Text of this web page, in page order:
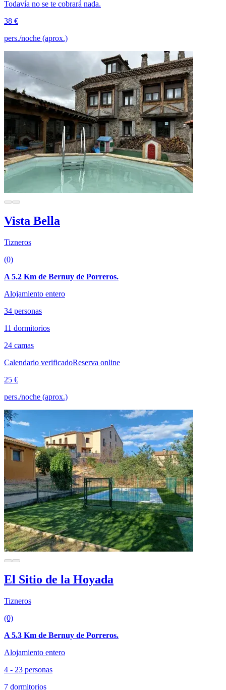
Todavía no se te cobrará nada.
38 €
pers./noche (aprox.)
Vista Bella
Tizneros
(0)
A 5.2 Km de Bernuy de Porreros.
Alojamiento entero
34 personas
11 dormitorios
24 camas
Calendario verificadoReserva online
25 €
pers./noche (aprox.)
El Sitio de la Hoyada
Tizneros
(0)
A 5.3 Km de Bernuy de Porreros.
Alojamiento entero
4 - 23 personas
7 dormitorios